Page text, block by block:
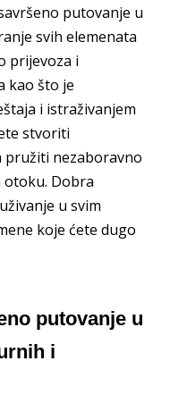
putovanje u
svih elemenata
prijevoza i
kao što je
i istraživanjem
stvoriti
pružiti nezaboravno
Dobra
u svim
koje ćete dugo
putovanje u
i